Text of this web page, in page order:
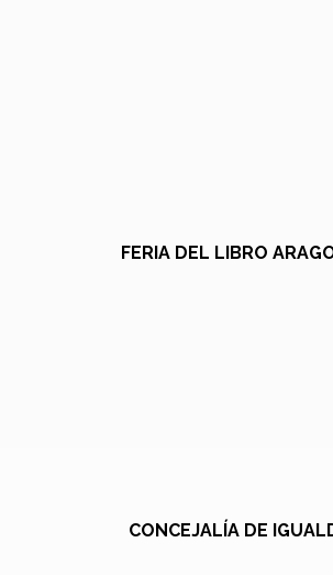
FERIA DEL LIBRO
CONCEJALÍA DE